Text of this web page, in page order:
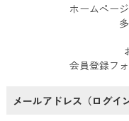
ホームペー
会員登録フ
メールアドレス（ログイ